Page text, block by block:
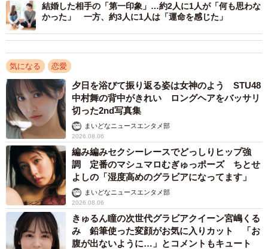
向していることが明らかとなりました。
一方で、「出会いの場に進んで参加するが、自分で機会は
作らない」「積極的に、自分から出会いの機会を作ってい
る」は、いずれも6.2％にとどまっています。
また、「偶然・自然な出会いは間違いなく訪れると思う」
とした人は6.0％、「いつか訪れると思う」は17.1％、「そ
うなったらいいなと期待している」は43.5％と、偶然・自
然な出会いが訪れる可能性を前向きに捉える人が約7割を占
めました。
結婚した相手の「第一印象」…約2人に1人が「何も思わな
かった」 一方、約3人に1人は「運命を感じた」
気になる 恋愛
夕日を浴びて振り返る姿は女神のよう STU48
中村舞の背中がきれい ロングヘアをバッサリ
切った2nd写真集
まいどなニュースエンタメ部
2026.08.06
編み編みセクシーレースでどっしりヒップ強
調 定番のマシュマロむぎゅっポーズ ちとせ
よしの「湿度高めのグラビアになってます」
まいどなニュースエンタメ部
2026.08.06
きゅるん瞳の次世代グラビアクイーン宮嶋くる
み 鉛筆使った変顔がお気に入りカット 「お
腹が出ないように…」とコメントもキュート